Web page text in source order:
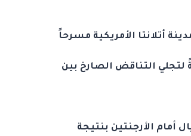
التناقض الصارخ بين
أمام الأرجنتين بنتيجة